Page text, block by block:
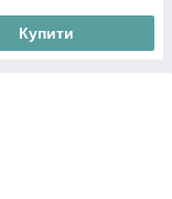
Купити